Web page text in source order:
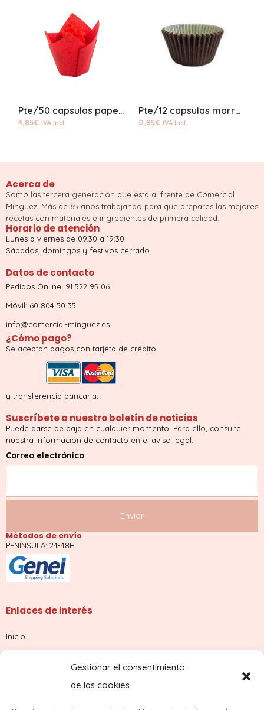
Gestionar el consentimiento
de las cookies
Pte/50 capsulas papel tulipa rojo
4,85€ IVA Incl.
Pte/12 capsulas marrón estandar
0,85€ IVA Incl.
Acerca de
Somo las tercera generación que está al frente de Comercial
Minguez. Más de 65 años trabajando para que prepares las mejores
recetas con materiales e ingredientes de primera calidad.
Horario de atención
Lunes a viernes de 09.30 a 19:30
Sábados, domingos y festivos cerrado.
Datos de contacto
Pedidos Online: 91 522 95 06
Móvil: 60 804 50 35
info@comercial-minguez.es
¿Cómo pago?
Se aceptan pagos con tarjeta de crédito
y transferencia bancaria.
Suscríbete a nuestro boletín de noticias
Puede darse de baja en cualquier momento. Para ello, consulte
nuestra información de contacto en el aviso legal.
Correo electrónico
Métodos de envío
PENÍNSULA: 24-48H
Enlaces de interés
Inicio